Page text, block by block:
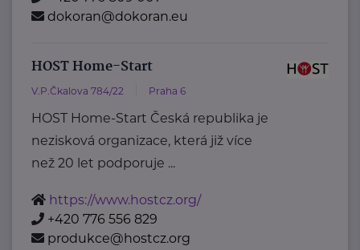
dokoran@dokoran.eu
HOST Home-Start
V.P.Čkalova 784/22 Praha 6
HOST Home-Start Česká republika je
nezisková organizace, která již více
než 20 let podporuje ...
https://www.hostcz.org/
+420 776 556 829
produkce@hostcz.org